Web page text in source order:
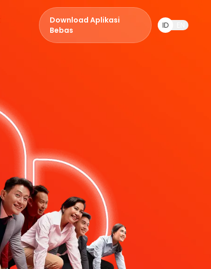
Download Aplikasi
Bebas
ID